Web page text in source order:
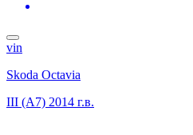
vin
Skoda Octavia
III (A7) 2014 г.в.